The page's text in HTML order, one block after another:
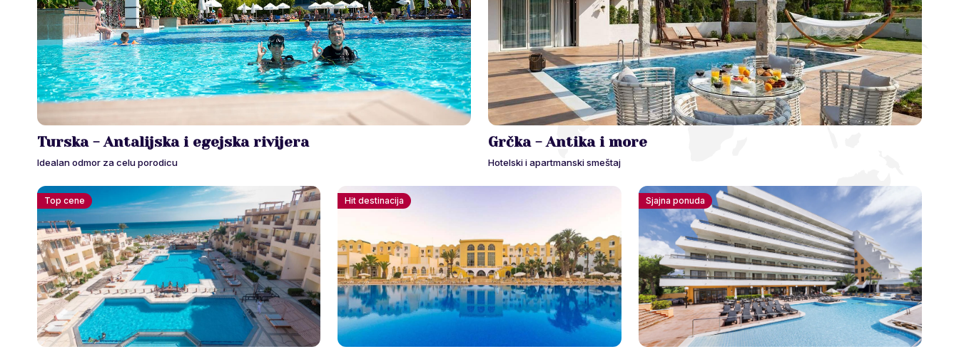
Turska - Antalijska i egejska rivijera
Idealan odmor za celu porodicu
Grčka - Antika i more
Hotelski i apartmanski smeštaj
Top cene Hit destinacija Sjajna ponuda